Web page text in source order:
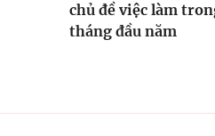
chủ đề việc làm
tháng đầu năm